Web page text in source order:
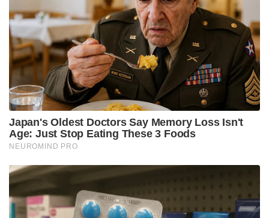
വരെ തടവ് ശിക്ഷ ലഭിക്കാവുന്നതാണെന്നും
പ്രധാനമന്ത്രി ആവർത്തിച്ചു. ജൂത സമൂഹത്തിന്റെ
സുരക്ഷ മെച്ചപ്പെടുത്തുന്നതിനായി പ്രവർത്തിക്കുന്ന
ചാരിറ്റി സംഘടനയായ കമ്മ്യൂണിറ്റി സെക്യൂരിറ്റി
ട്രസ്റ്റിന് 3 മില്യൺ പൗണ്ട് അധിക ധനസഹായം
പ്രഖ്യാപിച്ചു. ജൂതരുടെ സുരക്ഷ
ഉറപ്പുവരുത്തന്നതിനായാണ് പ്രധാനമന്ത്രി അധിക
ധനസഹായം പ്രഖ്യാപിച്ചത്.
Tags: isreal uk